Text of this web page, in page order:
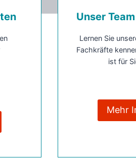
Unser Team
Lernen Sie
Fachkräfte
ist für
Mehr